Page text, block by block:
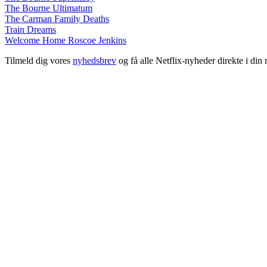
The Bourne Ultimatum
The Carman Family Deaths
Train Dreams
Welcome Home Roscoe Jenkins
Tilmeld dig vores nyhedsbrev og få alle Netflix-nyheder direkte i din